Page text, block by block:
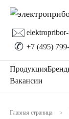
🖂
✆ +7 (495)
Продукция
Вакансии
Главная страница >